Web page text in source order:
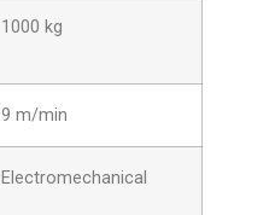
1000 kg
9 m/min
Electromechanical